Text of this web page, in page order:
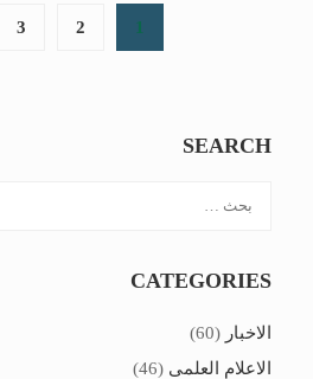
1
2
3
SEARCH
CATEGORIES
الاخبار (60)
الاعلام العلمى (46)